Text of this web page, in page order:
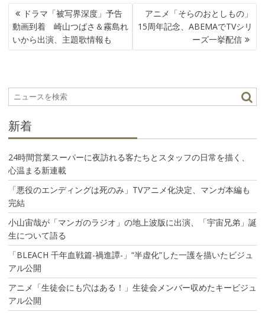
投
稿
ナ
ビ
シ
ョ
ドラマ「被写界深度」予告
動画到着 崎山つばさ＆霧島れ
いから出演、主題歌情報も
アニメ「そらのおとしもの」
15周年記念、ABEMAでTVシリ
ーズ一挙配信
新着
24時間営業スーパーに夜訪れる客たちとスタッフの日常を描く、
心温まる新連載
「悪役のエンディングは死のみ」TVアニメ化決定、マンガ本編も
完結
小山宙哉が「マンガのラジオ」の地上波版に出演、「宇宙兄弟」誕
生について語る
「BLEACH 千年血戦篇-禍進譚-」“半虚化”した一護を描いたビジュ
アル公開
アニメ「生徒会にも穴はある！」生徒会メンバー収めたキービジュ
アル公開